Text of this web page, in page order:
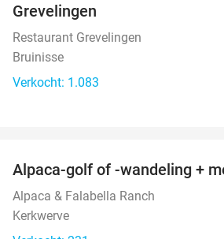
Grevelingen
Restaurant Grevelingen
Bruinisse
Verkocht: 1.083
Alpaca-golf of -wandeling +
Alpaca & Falabella Ranch
Kerkwerve